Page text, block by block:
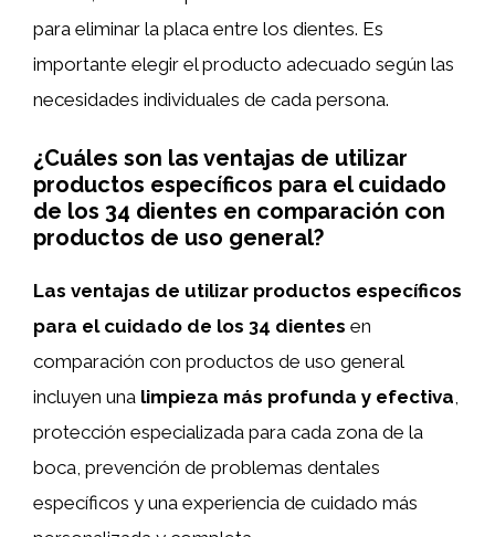
para eliminar la placa entre los dientes. Es
importante elegir el producto adecuado según las
necesidades individuales de cada persona.
¿Cuáles son las ventajas de utilizar
productos específicos para el cuidado
de los 34 dientes en comparación con
productos de uso general?
Las ventajas de utilizar productos específicos
para el cuidado de los 34 dientes en
comparación con productos de uso general
incluyen una limpieza más profunda y efectiva,
protección especializada para cada zona de la
boca, prevención de problemas dentales
específicos y una experiencia de cuidado más